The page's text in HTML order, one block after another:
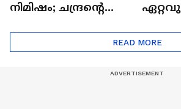
നിമിഷം; ചന്ദ്രന്റെ
ഒറിയോണിന്റെ യാത്ര
ആരംഭിച്ചു
READ MORE